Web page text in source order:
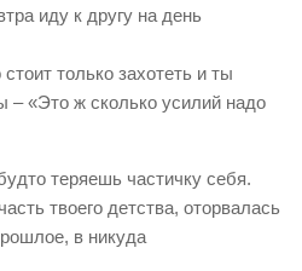
иду к другу на день
только захотеть и ты
– «Это ж сколько усилий надо
теряешь частичку себя.
твоего детства, оторвалась
в никуда